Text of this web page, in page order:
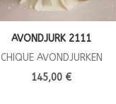
AVONDJURK 2111
CHIQUE AVONDJURKEN
145,00 €